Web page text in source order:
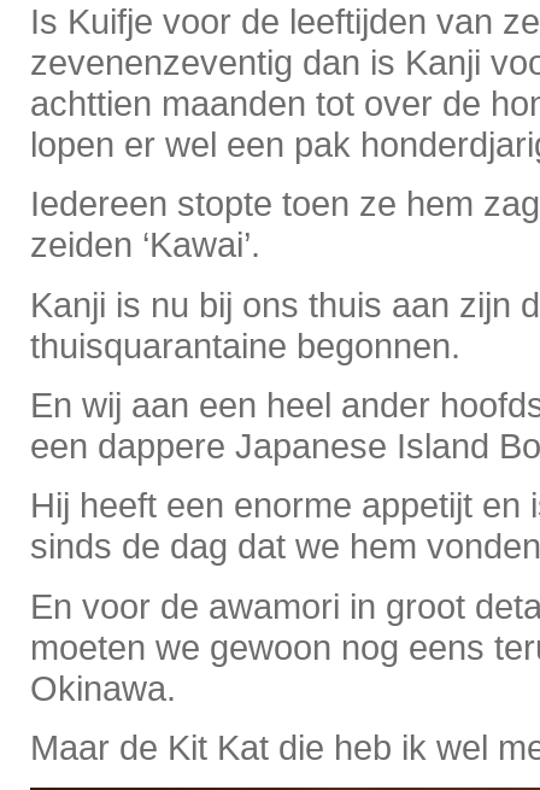
Is Kuifje voor de leeftijden van
zevenenzeventig dan is Kanji
achttien maanden tot over de
lopen er wel een pak
Iedereen stopte toen ze hem
zeiden ‘Kawai’.
Kanji is nu bij ons thuis aan zijn
thuisquarantaine begonnen.
En wij aan een heel ander
een dappere Japanese Island
Hij heeft een enorme appetijt en
sinds de dag dat we hem
En voor de awamori in groot
moeten we gewoon nog eens
Okinawa.
Maar de Kit Kat die heb ik wel